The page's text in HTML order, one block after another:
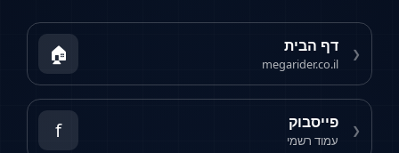
❮ דף הבית
megarider.co.il
🏠
❮ פייסבוק
עמוד רשמי f